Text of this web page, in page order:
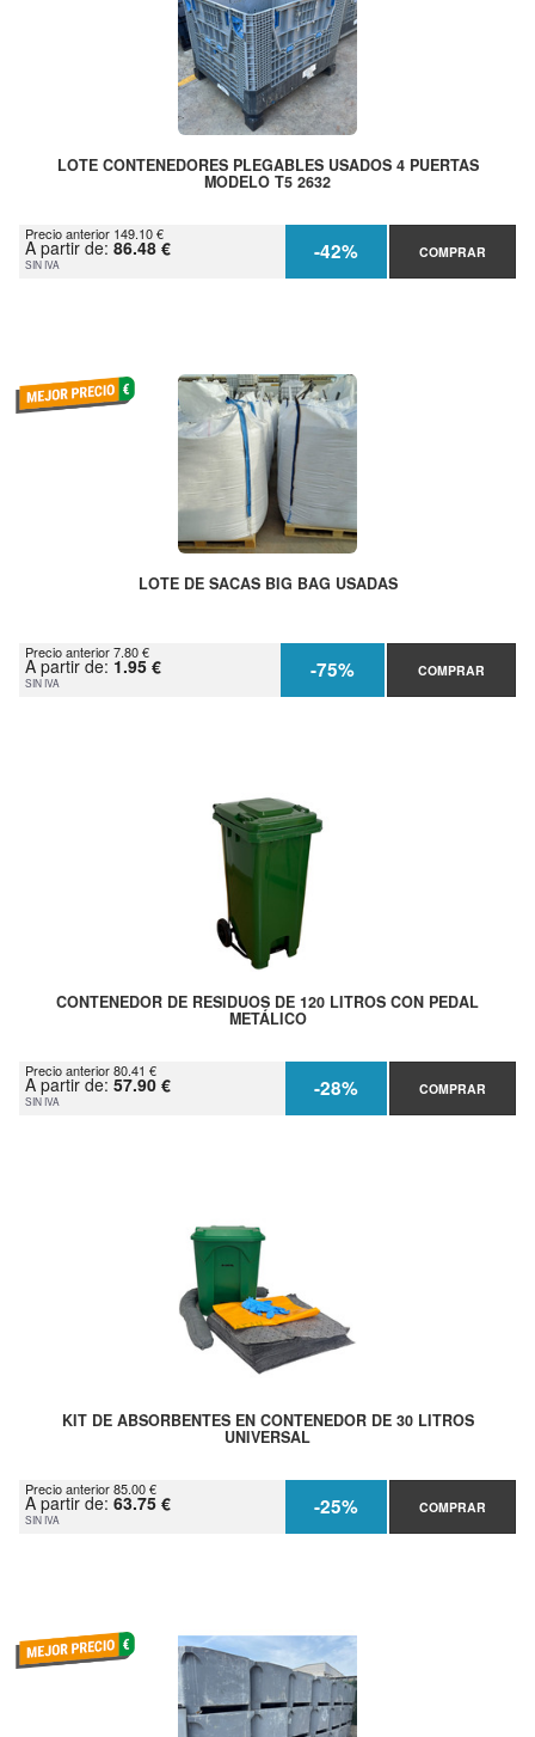
LOTE CONTENEDORES PLEGABLES USADOS 4 PUERTAS
MODELO T5 2632
Precio anterior 149.10 €
A partir de: 86.48 €
SIN IVA -42% COMPRAR
LOTE DE SACAS BIG BAG USADAS
Precio anterior 7.80 €
A partir de: 1.95 €
SIN IVA -75% COMPRAR
CONTENEDOR DE RESIDUOS DE 120 LITROS CON PEDAL
METÁLICO
Precio anterior 80.41 €
A partir de: 57.90 €
SIN IVA -28% COMPRAR
KIT DE ABSORBENTES EN CONTENEDOR DE 30 LITROS
UNIVERSAL
Precio anterior 85.00 €
A partir de: 63.75 €
SIN IVA -25% COMPRAR